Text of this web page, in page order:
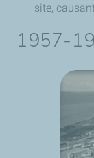
site,
1957-